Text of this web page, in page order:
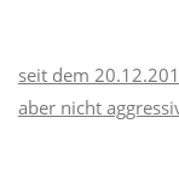
seit dem
aber nicht